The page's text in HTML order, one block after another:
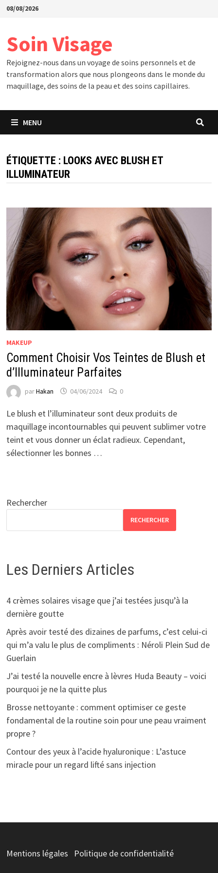
Passer
08/08/2026
Soin Visage
Rejoignez-nous dans un voyage de soins personnels et de
transformation alors que nous plongeons dans le monde du
maquillage, des soins de la peau et des soins capillaires.
MENU
ÉTIQUETTE : LOOKS AVEC BLUSH ET
ILLUMINATEUR
MAKEUP
Comment Choisir Vos Teintes de Blush et
d’Illuminateur Parfaites
parHakan 04/06/2024 0
Le blush et l’illuminateur sont deux produits de
maquillage incontournables qui peuvent sublimer votre
teint et vous donner un éclat radieux. Cependant,
sélectionner les bonnes …
Rechercher
RECHERCHER
Les Derniers Articles
4 crèmes solaires visage que j’ai testées jusqu’à la
dernière goutte
Après avoir testé des dizaines de parfums, c’est celui-ci
qui m’a valu le plus de compliments : Néroli Plein Sud de
Guerlain
J’ai testé la nouvelle encre à lèvres Huda Beauty – voici
pourquoi je ne la quitte plus
Brosse nettoyante : comment optimiser ce geste
fondamental de la routine soin pour une peau vraiment
propre ?
Contour des yeux à l’acide hyaluronique : L’astuce
miracle pour un regard lifté sans injection
Mentions légales Politique de confidentialité